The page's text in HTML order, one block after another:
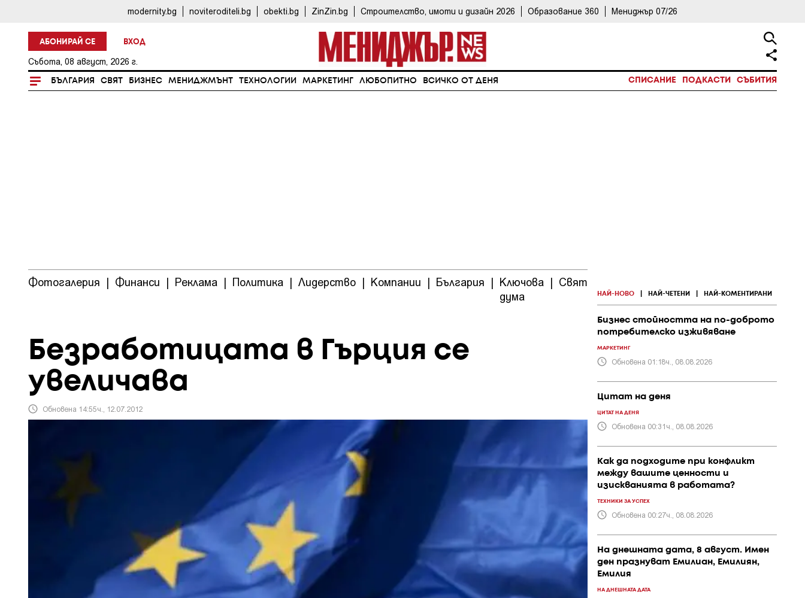
modernity.bg noviteroditeli.bg obekti.bg ZinZin.bg Строителство, имоти и дизайн 2026 Образование 360 Мениджър 07/26
АБОНИРАЙ СЕ ВХОД
Събота, 08 август, 2026 г.
БЪЛГАРИЯ СВЯТ БИЗНЕС МЕНИДЖМЪНТ ТЕХНОЛОГИИ МАРКЕТИНГ ЛЮБОПИТНО ВСИЧКО ОТ ДЕНЯ СПИСАНИЕ ПОДКАСТИ СЪБИТИЯ
Фотогалерия | Финанси | Реклама | Политика | Лидерство | Компании | България | Ключова
дума
| Свят
събития
Безработицата в Гърция се
увеличава
Обновена 14:55ч., 12.07.2012
НАЙ-НОВО НАЙ-ЧЕТЕНИ НАЙ-КОМЕНТИРАНИ
Бизнес стойността на по-доброто
потребителско изживяване
МАРКЕТИНГ
Обновена 01:18ч., 08.08.2026
Цитат на деня
ЦИТАТ НА ДЕНЯ
Обновена 00:31ч., 08.08.2026
Как да подходите при конфликт
между вашите ценности и
изискванията в работата?
ТЕХНИКИ ЗА УСПЕХ
Обновена 00:27ч., 08.08.2026
На днешната дата, 8 август. Имен
ден празнуват Емилиан, Емилиян,
Емилия
НА ДНЕШНАТА ДАТА